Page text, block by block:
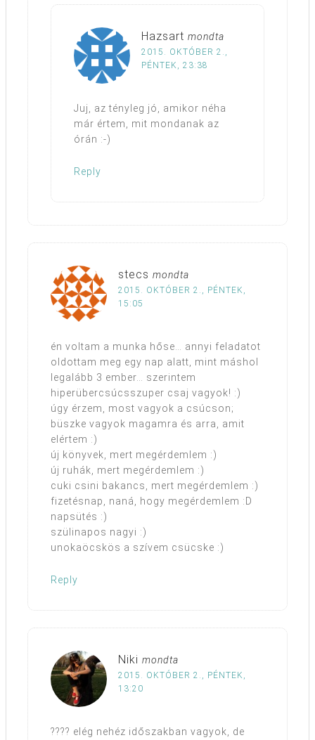
Hazsart mondta
2015. OKTÓBER 2.,
PÉNTEK, 23:38
Juj, az tényleg jó, amikor néha
már értem, mit mondanak az
órán :-)
Reply
stecs mondta
2015. OKTÓBER 2., PÉNTEK,
15:05
én voltam a munka hőse… annyi feladatot
oldottam meg egy nap alatt, mint máshol
legalább 3 ember… szerintem
hiperübercsúcsszuper csaj vagyok! :)
úgy érzem, most vagyok a csúcson;
büszke vagyok magamra és arra, amit
elértem :)
új könyvek, mert megérdemlem :)
új ruhák, mert megérdemlem :)
cuki csini bakancs, mert megérdemlem :)
fizetésnap, naná, hogy megérdemlem :D
napsütés :)
szülinapos nagyi :)
unokaöcskös a szívem csücske :)
Reply
Niki mondta
2015. OKTÓBER 2., PÉNTEK,
13:20
???? elég nehéz időszakban vagyok, de